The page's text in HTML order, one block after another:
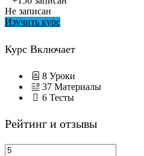
Не записан
Изучить курс
Курс Включает
8 Уроки
37 Материалы
6 Тесты
Рейтинг и отзывы